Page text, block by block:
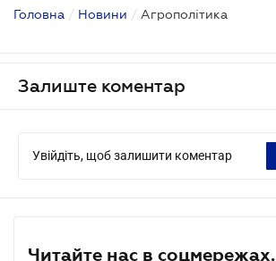
Головна / Новини / Агрополітика
Залиште коментар
Увійдіть, щоб залишити коментар
Читайте нас в соцмережах.